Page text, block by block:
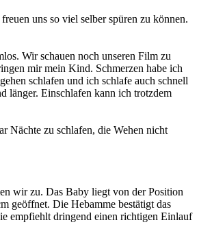
uns so viel selber spüren zu können.
Wir schauen noch unseren Film zu
mir mein Kind. Schmerzen habe ich
schlafen und ich schlafe auch schnell
länger. Einschlafen kann ich trotzdem
Nächte zu schlafen, die Wehen nicht
wir zu. Das Baby liegt von der Position
geöffnet. Die Hebamme bestätigt das
empfiehlt dringend einen richtigen Einlauf